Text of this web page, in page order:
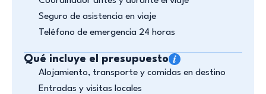
Seguro de asistencia en viaje
Teléfono de emergencia 24 horas
Qué incluye el presupuesto
Alojamiento, transporte y comidas en destino
Entradas y visitas locales